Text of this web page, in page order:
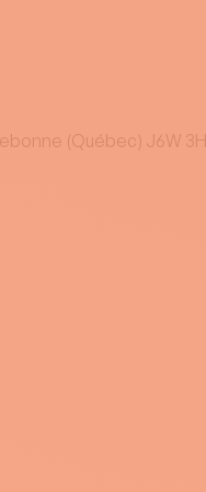
(Québec) J6W